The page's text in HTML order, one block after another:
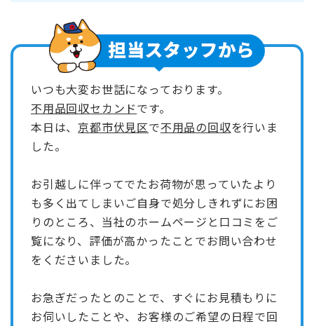
いつも大変お世話になっております。
不用品回収セカンドです。
本日は、京都市伏見区で不用品の回収を行いま
した。
お引越しに伴ってでたお荷物が思っていたより
も多く出てしまいご自身で処分しきれずにお困
りのところ、当社のホームページと口コミをご
覧になり、評価が高かったことでお問い合わせ
をくださいました。
お急ぎだったとのことで、すぐにお見積もりに
お伺いしたことや、お客様のご希望の日程で回